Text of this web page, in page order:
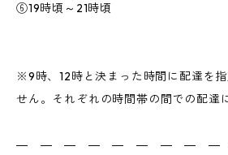
⑥19時頃～21時頃
※9時、12時と決まった時間に配達を
せん。それぞれの時間帯の間での配達
― ― ― ― ― ― ― ―